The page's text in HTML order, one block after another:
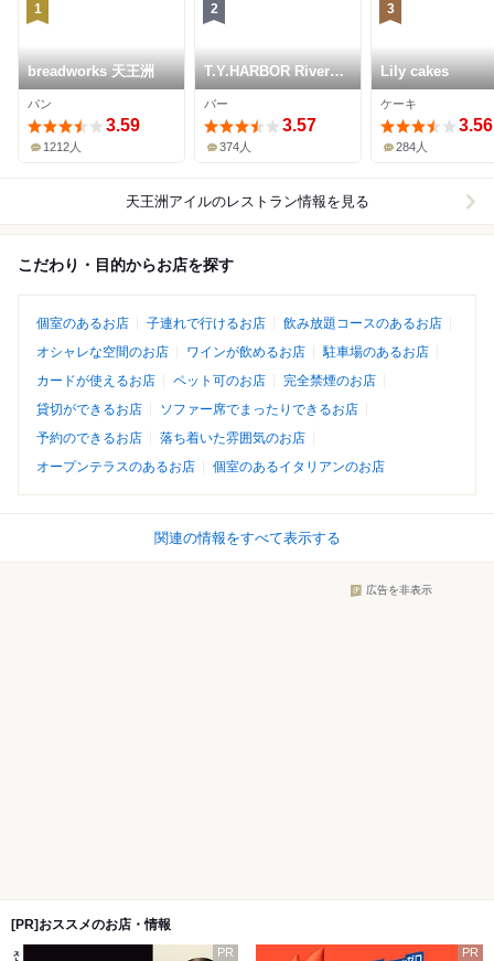
1
breadworks 天王洲
パン
3.59
1212人
2
T.Y.HARBOR River
Lounge
バー
3.57
374人
3
Lily cakes
ケーキ
3.56
284人
天王洲アイルのレストラン情報を見る
こだわり・目的からお店を探す
個室のあるお店 子連れで行けるお店
飲み放題コースのあるお店
オシャレな空間のお店
ワインが飲めるお店
駐車場のあるお店
カードが使えるお店
ペット可のお店
完全禁煙のお店
貸切ができるお店
ソファー席でまったりできるお店
予約のできるお店
落ち着いた雰囲気のお店
オープンテラスのあるお店
個室のあるイタリアンのお店
関連の情報をすべて表示する
広告を非表示
[PR]おススメのお店・情報
PR PR